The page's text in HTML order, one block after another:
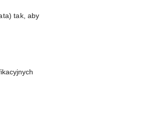
tak, aby